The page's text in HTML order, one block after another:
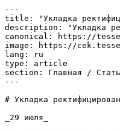
---
title: "Укладка
description: "Укладка
canonical: https://
image: https://
lang: ru
type: article
section: Главная /
---
# Укладка
_29 июля_